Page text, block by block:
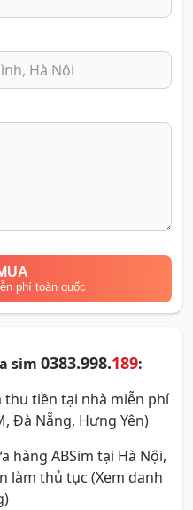
phí toàn quốc
sim 0383.998.189:
thu tiền tại nhà miễn phí
Đà Nẵng, Hưng Yên)
hàng ABSim tại Hà Nội,
làm thủ tục (Xem danh